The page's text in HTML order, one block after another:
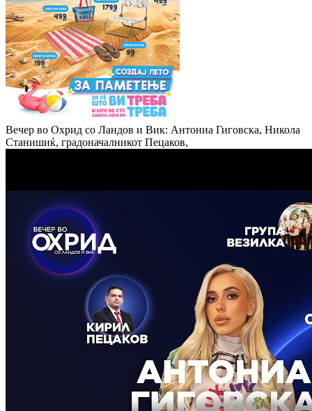
Вечер во Охрид со Ландов и Вик: Антониа Гиговска, Никола
Станишиќ, градоначалникот Пецаков,